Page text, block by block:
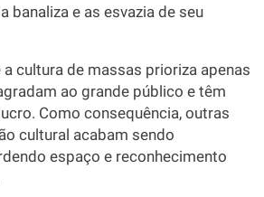
banaliza e as esvazia de seu
cultura de massas prioriza apenas
ao grande público e têm
Como consequência, outras
cultural acabam sendo
espaço e reconhecimento